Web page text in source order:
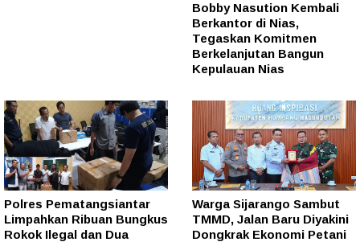
Bobby Nasution Kembali
Berkantor di Nias,
Tegaskan Komitmen
Berkelanjutan Bangun
Kepulauan Nias
Polres Pematangsiantar
Limpahkan Ribuan Bungkus
Rokok Ilegal dan Dua
Warga Sijarango Sambut
TMMD, Jalan Baru Diyakini
Dongkrak Ekonomi Petani